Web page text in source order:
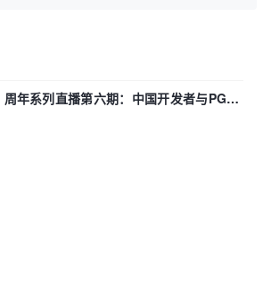
年系列直播第六期：中国开发者与PG内
我们贡献了什么？